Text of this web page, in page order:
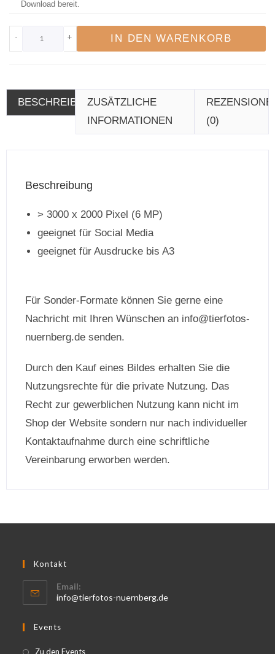
Download bereit.
- + IN DEN WARENKORB
BESCHREIBUNGZUSÄTZLICHE
INFORMATIONEN
(0)
Beschreibung
> 3000 x 2000 Pixel (6 MP)
geeignet für Social Media
geeignet für Ausdrucke bis A3
Für Sonder-Formate können Sie gerne eine
Nachricht mit Ihren Wünschen an info@tierfotos-
nuernberg.de senden.
Durch den Kauf eines Bildes erhalten Sie die
Nutzungsrechte für die private Nutzung. Das
Recht zur gewerblichen Nutzung kann nicht im
Shop der Website sondern nur nach individueller
Kontaktaufnahme durch eine schriftliche
Vereinbarung erworben werden.
Kontakt
Email:
info@tierfotos-nuernberg.de
Events
Zu den Events